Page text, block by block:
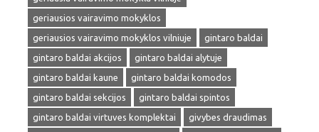
geriausios vairavimo mokyklos
geriausios vairavimo mokyklos vilniuje
gintaro baldai
gintaro baldai akcijos
gintaro baldai alytuje
gintaro baldai kaune
gintaro baldai komodos
gintaro baldai sekcijos
gintaro baldai spintos
gintaro baldai virtuves komplektai
givybes draudimas